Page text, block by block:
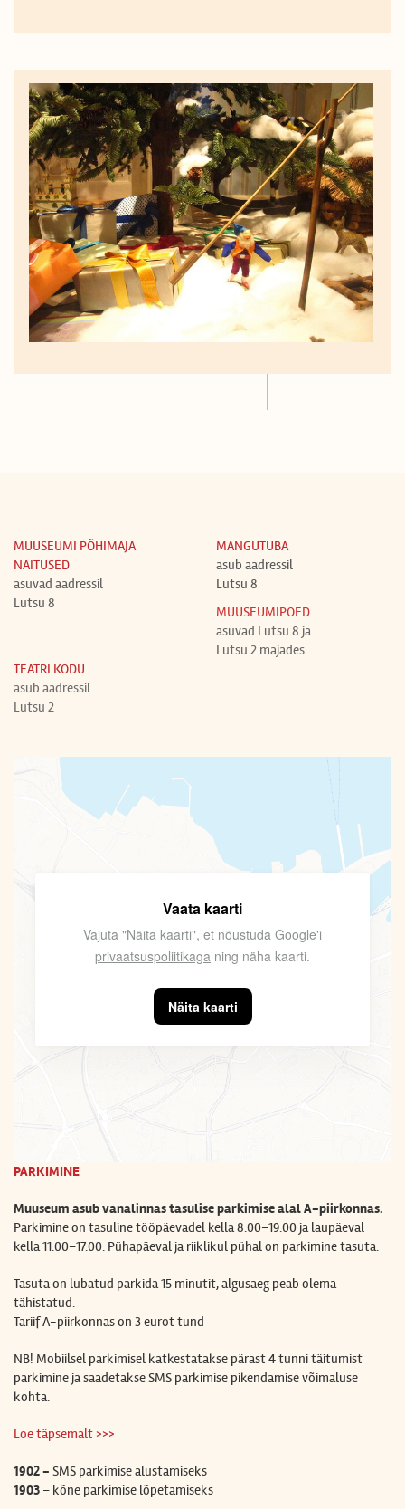
MUUSEUMI PÕHIMAJA
NÄITUSED
asuvad aadressil
Lutsu 8
MÄNGUTUBA
asub aadressil
Lutsu 8
MUUSEUMIPOED
asuvad Lutsu 8 ja
Lutsu 2 majades
TEATRI KODU
asub aadressil
Lutsu 2
Vaata kaarti
Vajuta "Näita kaarti", et nõustuda Google'i
privaatsuspoliitikaga ning näha kaarti.
Näita kaarti
PARKIMINE
Muuseum asub vanalinnas tasulise parkimise alal A-piirkonnas.
Parkimine on tasulinetööpäevadel kella 8.00–19.00 ja laupäeval
kella 11.00–17.00. Pühapäeval ja riiklikul pühal on parkimine tasuta.
Tasuta on lubatud parkida 15 minutit, algusaeg peab olema
tähistatud.
Tariif A-piirkonnas on 3 eurot tund
NB! Mobiilsel parkimisel katkestatakse pärast 4 tunni täitumist
parkimine ja saadetakse SMS parkimise pikendamise võimaluse
kohta.
Loe täpsemalt >>>
1902 - SMS parkimise alustamiseks
1903 – kõne parkimise lõpetamiseks